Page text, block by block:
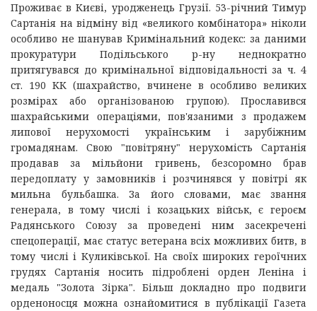
Проживає в Києві, уродженець Грузії. 53-річний Тимур
Сартанія на відміну від «великого комбінатора» ніколи
особливо не шанував Кримінальний кодекс: за даними
прокуратури Подільського р-ну неднократно
притягувався до кримінальної відповідальності за ч. 4
ст. 190 КК (шахрайство, вчинене в особливо великих
розмірах або організованою групою). Прославився
шахрайськими операціями, пов'язаними з продажем
липової нерухомості українським і зарубіжним
громадянам. Свою "повітряну" нерухомість Сартанія
продавав за мільйони гривень, безсоромно брав
передоплату у замовників і розчинявся у повітрі як
мильна бульбашка. За його словами, має звання
генерала, в тому числі і козацьких військ, є героєм
Радянського Союзу за проведені ним засекречені
спецоперації, має статус ветерана всіх можливих битв, в
тому числі і Куликівської. На своїх широких героїчних
грудях Сартанія носить підроблені орден Леніна і
медаль "Золота Зірка". Більш докладно про подвиги
орденоносця можна ознайомитися в публікації Газета